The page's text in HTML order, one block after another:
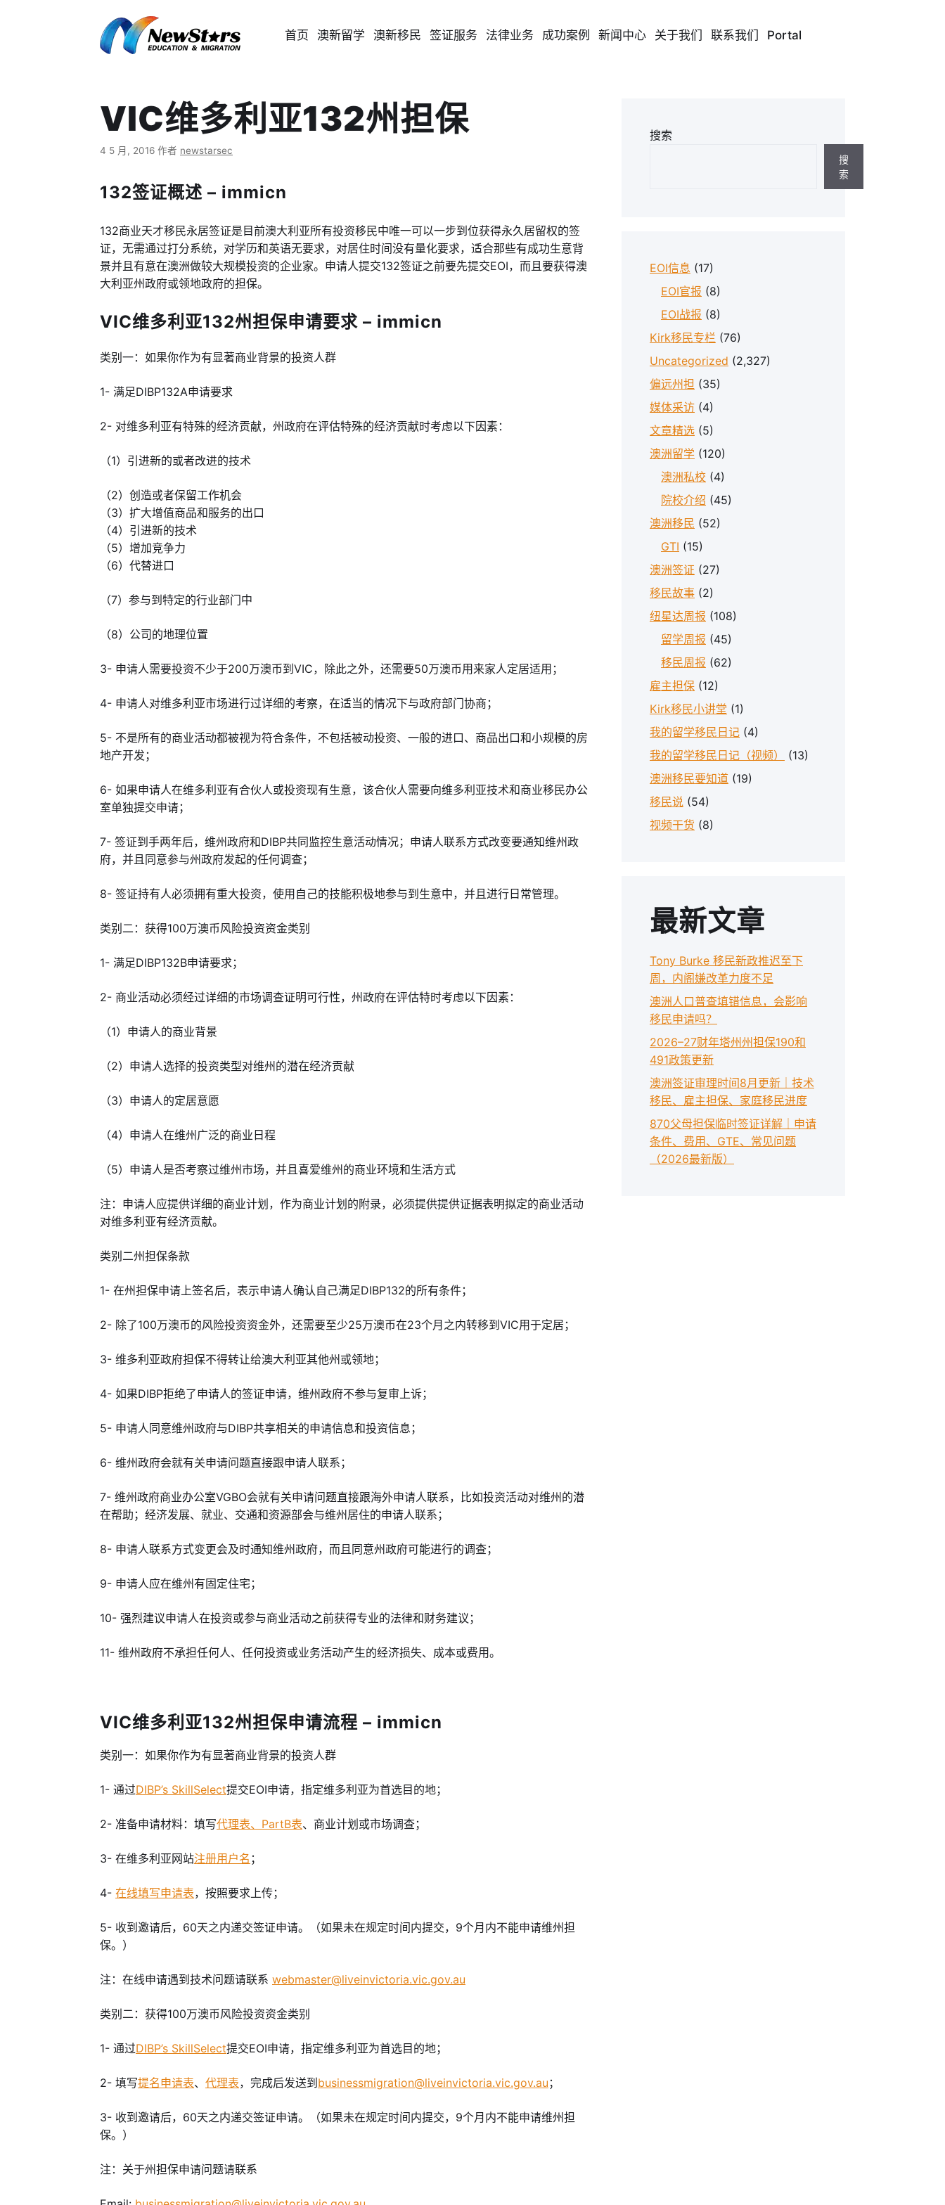
首页 澳新留学 澳新移民 签证服务 法律业务 成功案例 新闻中心 关于我们 联系我们 Portal
VIC维多利亚132州担保
4 5 月, 2016 作者 newstarsec
132签证概述 – immicn
132商业天才移民永居签证是目前澳大利亚所有投资移民中唯一可以一步到位获得永久居留权的签
证，无需通过打分系统，对学历和英语无要求， 对居住时间没有量化要求， 适合那些有成功生意背
景并且有意在澳洲做较大规模投资的企业家。申请人提交132签证之前要先提交EOI，而且要获得澳
大利亚州政府或领地政府的担保。
VIC维多利亚132州担保申请要求 – immicn
类别一：如果你作为有显著商业背景的投资人群
1- 满足DIBP132A申请要求
2- 对维多利亚有特殊的经济贡献，州政府在评估特殊的经济贡献时考虑以下因素：
（1）引进新的或者改进的技术
（2） 创造或者保留工作机会
（3） 扩大增值商品和服务的出口
（4） 引进新的技术
（5） 增加竞争力
（6） 代替进口
（7） 参与到特定的行业部门中
（8）公司的地理位置
3- 申请人需要投资不少于200万澳币到VIC，除此之外，还需要50万澳币用来家人定居适用；
4- 申请人对维多利亚市场进行过详细的考察，在适当的情况下与政府部门协商；
5- 不是所有的商业活动都被视为符合条件，不包括被动投资、一般的进口、商品出口和小规模的房
地产开发；
6- 如果申请人在维多利亚有合伙人或投资现有生意，该合伙人需要向维多利亚技术和商业移民办公
室单独提交申请；
7- 签证到手两年后，维州政府和DIBP共同监控生意活动情况；申请人联系方式改变要通知维州政
府，并且同意参与州政府发起的任何调查；
8- 签证持有人必须拥有重大投资， 使用自己的技能积极地参与到生意中，并且进行日常管理。
类别二：获得100万澳币风险投资资金类别
1- 满足DIBP132B申请要求；
2- 商业活动必须经过详细的市场调查证明可行性，州政府在评估特时考虑以下因素：
（1）申请人的商业背景
（2）申请人选择的投资类型对维州的潜在经济贡献
（3）申请人的定居意愿
（4）申请人在维州广泛的商业日程
（5）申请人是否考察过维州市场，并且喜爱维州的商业环境和生活方式
注：申请人应提供详细的商业计划，作为商业计划的附录，必须提供提供证据表明拟定的商业活动
对维多利亚有经济贡献。
类别二州担保条款
1- 在州担保申请上签名后，表示申请人确认自己满足DIBP132的所有条件；
2- 除了100万澳币的风险投资资金外，还需要至少25万澳币在23个月之内转移到VIC用于定居；
3- 维多利亚政府担保不得转让给澳大利亚其他州或领地；
4- 如果DIBP拒绝了申请人的签证申请，维州政府不参与复审上诉；
5- 申请人同意维州政府与DIBP共享相关的申请信息和投资信息；
6- 维州政府会就有关申请问题直接跟申请人联系；
7- 维州政府商业办公室VGBO会就有关申请问题直接跟海外申请人联系，比如投资活动对维州的潜
在帮助； 经济发展、就业、交通和资源部会与维州居住的申请人联系；
8- 申请人联系方式变更会及时通知维州政府，而且同意州政府可能进行的调查；
9- 申请人应在维州有固定住宅；
10- 强烈建议申请人在投资或参与商业活动之前获得专业的法律和财务建议；
11- 维州政府不承担任何人、任何投资或业务活动产生的经济损失、成本或费用。
VIC维多利亚132州担保申请流程 – immicn
类别一：如果你作为有显著商业背景的投资人群
1- 通过DIBP’s SkillSelect提交EOI申请，指定维多利亚为首选目的地；
2- 准备申请材料： 填写代理表、PartB表、商业计划或市场调查；
3- 在维多利亚网站注册用户名 ；
4- 在线填写申请表，按照要求上传；
5- 收到邀请后，60天之内递交签证申请。（如果未在规定时间内提交，9个月内不能申请维州担
保。）
注： 在线申请遇到技术问题请联系 webmaster@liveinvictoria.vic.gov.au
类别二：获得100万澳币风险投资资金类别
1- 通过DIBP’s SkillSelect提交EOI申请，指定维多利亚为首选目的地；
2- 填写提名申请表、 代理表，完成后发送到businessmigration@liveinvictoria.vic.gov.au ；
3- 收到邀请后，60天之内递交签证申请。
（如果未在规定时间内提交，9个月内不能申请维州担
保。）
注：关于州担保申请问题请联系
搜索
搜
索
EOI信息 (17)
EOI官报 (8)
EOI战报 (8)
Kirk移民专栏 (76)
Uncategorized (2,327)
偏远州担 (35)
媒体采访 (4)
文章精选 (5)
澳洲留学 (120)
澳洲私校 (4)
院校介绍 (45)
澳洲移民 (52)
GTI (15)
澳洲签证 (27)
移民故事 (2)
纽星达周报 (108)
留学周报 (45)
移民周报 (62)
雇主担保 (12)
Kirk移民小讲堂 (1)
我的留学移民日记 (4)
我的留学移民日记（视频）
(13)
澳洲移民要知道 (19)
移民说 (54)
视频干货 (8)
最新文章
Tony Burke 移民新政推迟至下
周，内阁嫌改革力度不足
澳洲人口普查填错信息，会影响
移民申请吗？
2026–27财年塔州州担保190和
491政策更新
澳洲签证审理时间8月更新｜技术
移民、雇主担保、家庭移民进度
870父母担保临时签证详解｜申请
条件、费用、GTE、常见问题
（2026最新版）